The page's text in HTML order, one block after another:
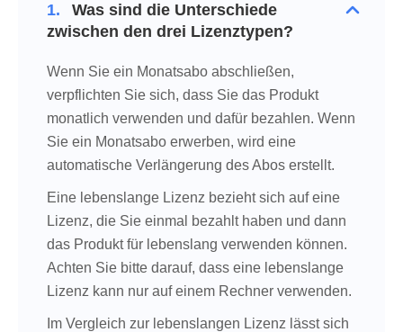
1.
Was sind die Unterschiede
zwischen den drei Lizenztypen?
Wenn Sie ein Monatsabo abschließen,
verpflichten Sie sich, dass Sie das Produkt
monatlich verwenden und dafür bezahlen. Wenn
Sie ein Monatsabo erwerben, wird eine
automatische Verlängerung des Abos erstellt.
Eine lebenslange Lizenz bezieht sich auf eine
Lizenz, die Sie einmal bezahlt haben und dann
das Produkt für lebenslang verwenden können.
Achten Sie bitte darauf, dass eine lebenslange
Lizenz kann nur auf einem Rechner verwenden.
Im Vergleich zur lebenslangen Lizenz lässt sich